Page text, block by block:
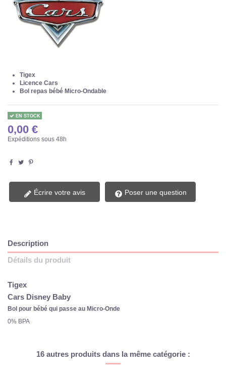
Tigex
Licence Cars
Bol repas bébé Micro-Ondable
EN STOCK
0,00 €
Expéditions sous 48h
Écrire votre avis Poser une question
Description
Détails du produit
Tigex
Cars Disney Baby
Bol pour bébé qui passe au Micro-Onde
0% BPA
16 autres produits dans la même catégorie :